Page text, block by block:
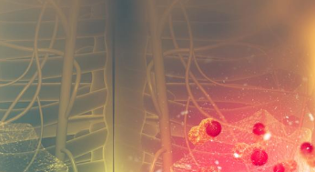
Les médicaments GLP-1
protègent-ils aussi les os
?